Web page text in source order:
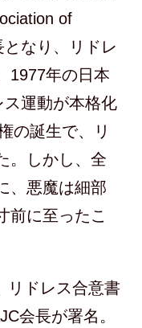
of
なり、リドレ
1977年の日本
運動が本格化
の誕生で、リ
。しかし、全
、悪魔は細部
前に至ったこ
リドレス合意書
会長が署名。